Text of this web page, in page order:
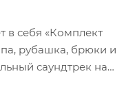
в себя «Комплект
рубашка, брюки и
саундтрек на